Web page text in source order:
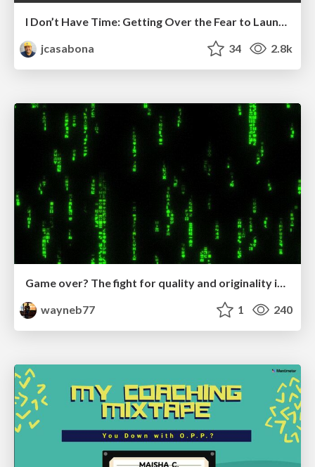
jcasabona
34 2.8k
Game over? The fight for quality and originality in the time of robots
wayneb77
1 240